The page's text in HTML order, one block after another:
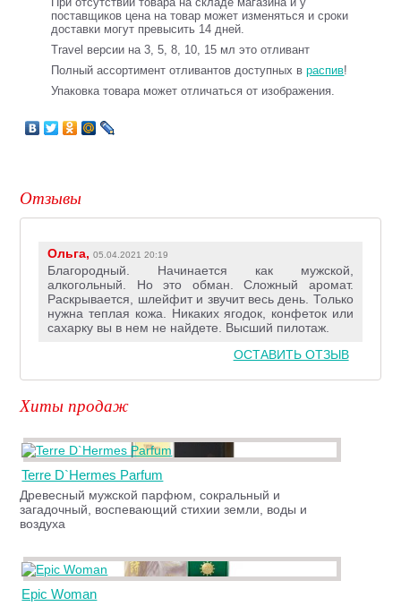
поставщиков цена на товар может изменяться и сроки
доставки могут превысить 14 дней.
Travel версии на 3, 5, 8, 10, 15 мл это отливант
Полный ассортимент отливантов доступных враспив!
Упаковка товара может отличаться от изображения.
Отзывы
Ольга,05.04.2021 20:19
Благородный. Начинается как мужской,
алкогольный. Но это обман. Сложный аромат.
Раскрывается, шлейфит и звучит весь день. Только
нужна теплая кожа. Никаких ягодок, конфеток или
сахарку вы в нем не найдете. Высший пилотаж.
ОСТАВИТЬ ОТЗЫВ
Хиты продаж
Terre D`Hermes Parfum
Древесный мужской парфюм, сокральный и
загадочный, воспевающий стихии земли, воды и
воздуха
Epic Woman